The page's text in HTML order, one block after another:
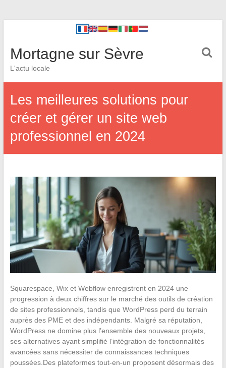
Mortagne sur Sèvre
L'actu locale
Les meilleures solutions pour
créer et gérer un site web
professionnel en 2024
Squarespace, Wix et Webflow enregistrent en 2024 une
progression à deux chiffres sur le marché des outils de création
de sites professionnels, tandis que WordPress perd du terrain
auprès des PME et des indépendants. Malgré sa réputation,
WordPress ne domine plus l’ensemble des nouveaux projets,
ses alternatives ayant simplifié l’intégration de fonctionnalités
avancées sans nécessiter de connaissances techniques
poussées.Des plateformes tout-en-un proposent désormais des